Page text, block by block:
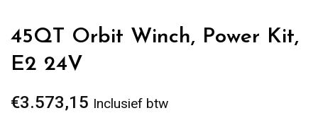
45QT Orbit Winch, Power Kit,
E2 24V
€3.573,15 Inclusief btw